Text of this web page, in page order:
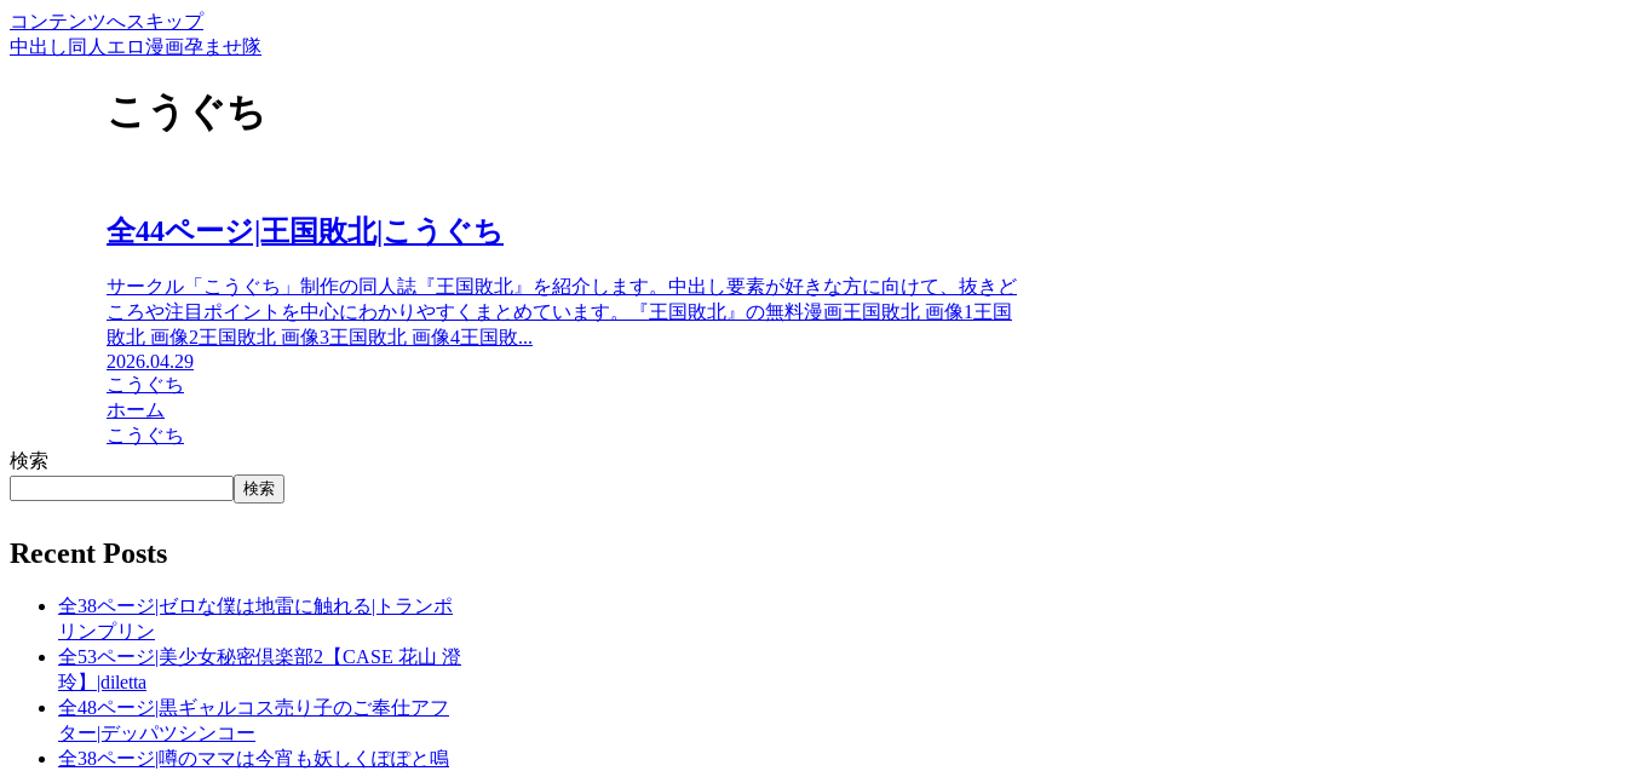
コンテンツへスキップ
中出し同人エロ漫画孕ませ隊
こうぐち
全44ページ|王国敗北|こうぐち
サークル「こうぐち」制作の同人誌『王国敗北』を紹介します。中出し要素が好きな方に向けて、抜きど
ころや注目ポイントを中心にわかりやすくまとめています。『王国敗北』の無料漫画王国敗北 画像1王国
敗北 画像2王国敗北 画像3王国敗北 画像4王国敗...
2026.04.29
こうぐち
ホーム
こうぐち
検索
検索
Recent Posts
全38ページ|ゼロな僕は地雷に触れる|トランポ
リンプリン
全53ページ|美少女秘密倶楽部2【CASE 花山 澄
玲】|diletta
全48ページ|黒ギャルコス売り子のご奉仕アフ
ター|デッパツシンコー
全38ページ|噂のママは今宵も妖しくぽぽと鳴